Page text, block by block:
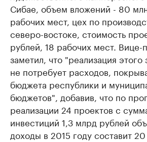
Сибае, объем вложений - 80
рабочих мест, цех по
северо-востоке, стоимость
рублей, 18 рабочих мест. Вице-
заметил, что "реализация этого
не потребует расходов,
бюджета республики и
бюджетов", добавив, что по
реализации 24 проектов с
инвестиций 1,3 млрд рублей
доходы в 2015 году составит